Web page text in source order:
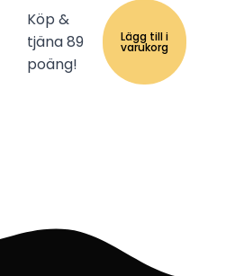
Köp &
tjäna 89
poäng!
Lägg till i
varukorg